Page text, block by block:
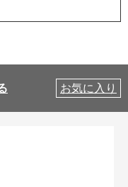
お気に入り